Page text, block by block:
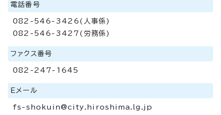
電話番号
082-546-3426(人事係)
082-546-3427(労務係)
ファクス番号
082-247-1645
Eメール
fs-shokuin@city.hiroshima.lg.jp